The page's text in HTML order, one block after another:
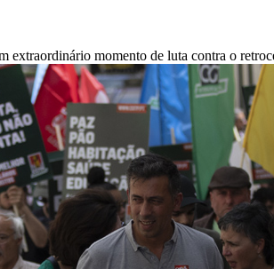
extraordinário momento de luta contra o